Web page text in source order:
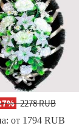
2278 RUB
от 1794 RUB